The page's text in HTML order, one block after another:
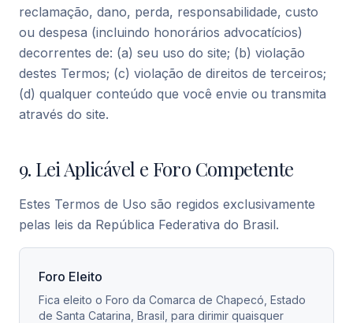
reclamação, dano, perda, responsabilidade, custo
ou despesa (incluindo honorários advocatícios)
decorrentes de: (a) seu uso do site; (b) violação
destes Termos; (c) violação de direitos de terceiros;
(d) qualquer conteúdo que você envie ou transmita
através do site.
9. Lei Aplicável e Foro Competente
Estes Termos de Uso são regidos exclusivamente
pelas leis da República Federativa do Brasil.
Foro Eleito
Fica eleito o Foro da Comarca de Chapecó, Estado
de Santa Catarina, Brasil, para dirimir quaisquer